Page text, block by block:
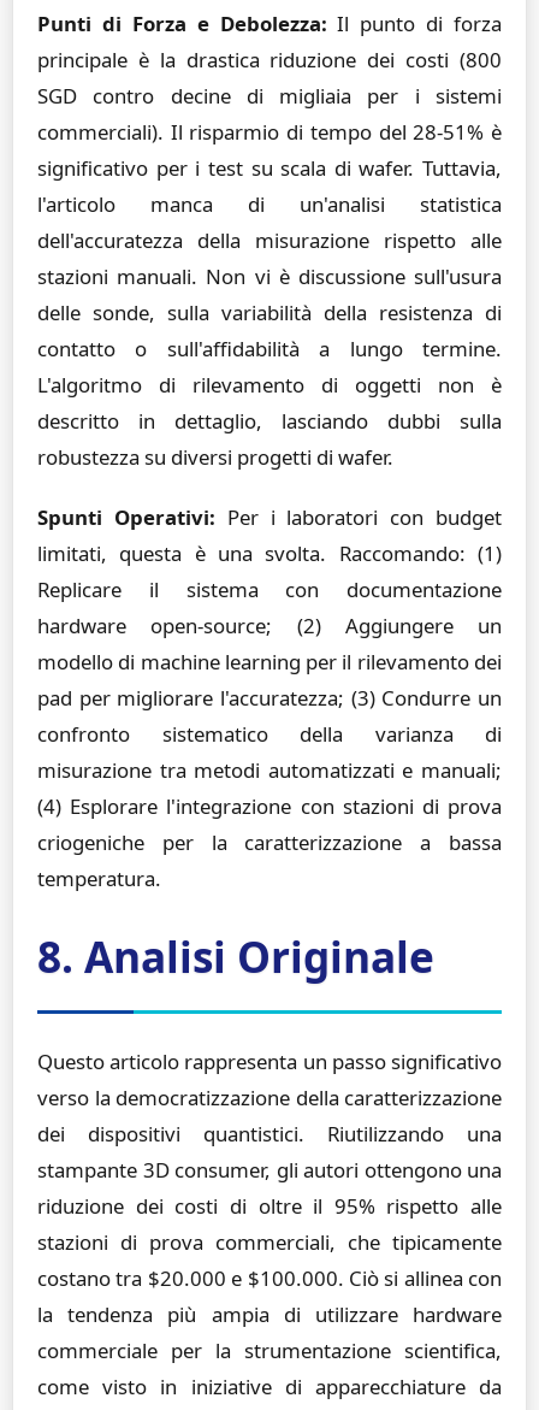
Punti di Forza e Debolezza: Il punto di forza
principale è la drastica riduzione dei costi (800
SGD contro decine di migliaia per i sistemi
commerciali). Il risparmio di tempo del 28-51% è
significativo per i test su scala di wafer. Tuttavia,
l'articolo manca di un'analisi statistica
dell'accuratezza della misurazione rispetto alle
stazioni manuali. Non vi è discussione sull'usura
delle sonde, sulla variabilità della resistenza di
contatto o sull'affidabilità a lungo termine.
L'algoritmo di rilevamento di oggetti non è
descritto in dettaglio, lasciando dubbi sulla
robustezza su diversi progetti di wafer.
Spunti Operativi: Per i laboratori con budget
limitati, questa è una svolta. Raccomando: (1)
Replicare il sistema con documentazione
hardware open-source; (2) Aggiungere un
modello di machine learning per il rilevamento dei
pad per migliorare l'accuratezza; (3) Condurre un
confronto sistematico della varianza di
misurazione tra metodi automatizzati e manuali;
(4) Esplorare l'integrazione con stazioni di prova
criogeniche per la caratterizzazione a bassa
temperatura.
8. Analisi Originale
Questo articolo rappresenta un passo significativo
verso la democratizzazione della caratterizzazione
dei dispositivi quantistici. Riutilizzando una
stampante 3D consumer, gli autori ottengono una
riduzione dei costi di oltre il 95% rispetto alle
stazioni di prova commerciali, che tipicamente
costano tra $20.000 e $100.000. Ciò si allinea con
la tendenza più ampia di utilizzare hardware
commerciale per la strumentazione scientifica,
come visto in iniziative di apparecchiature da